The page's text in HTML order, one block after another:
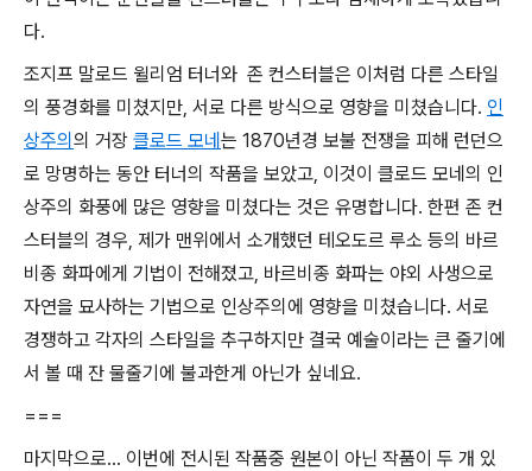
다.
조지프 말로드 윌리엄 터너와 존 컨스터블은 이처럼 다른 스타일
의 풍경화를 미쳤지만, 서로 다른 방식으로 영향을 미쳤습니다. 인
상주의 의 거장 클로드 모네는 1870년경 보불 전쟁을 피해 런던으
로 망명하는 동안 터너의 작품을 보았고, 이것이 클로드 모네의 인
상주의 화풍에 많은 영향을 미쳤다는 것은 유명합니다. 한편 존 컨
스터블의 경우, 제가 맨위에서 소개했던 테오도르 루소 등의 바르
비종 화파에게 기법이 전해졌고, 바르비종 화파는 야외 사생으로
자연을 묘사하는 기법으로 인상주의에 영향을 미쳤습니다. 서로
경쟁하고 각자의 스타일을 추구하지만 결국 예술이라는 큰 줄기에
서 볼 때 잔 물줄기에 불과한게 아닌가 싶네요.
===
마지막으로... 이번에 전시된 작품중 원본이 아닌 작품이 두 개 있